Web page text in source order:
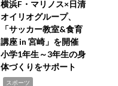
横浜F・マリノス×日清
オイリオグループ、
「サッカー教室&食育
講座 in 宮崎」を開催
小学1年生～3年生の身
体づくりをサポート
スポーツ